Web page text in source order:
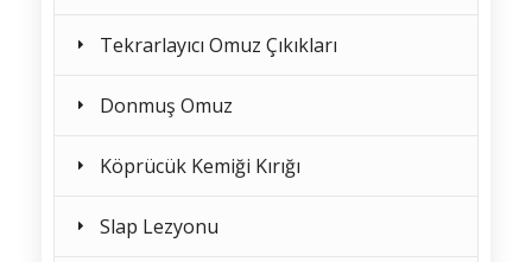
Tekrarlayıcı Omuz Çıkıkları
Donmuş Omuz
Köprücük Kemiği Kırığı
Slap Lezyonu